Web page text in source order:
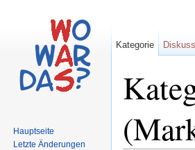
Kategorie
Hauptseite
Letzte Änderungen